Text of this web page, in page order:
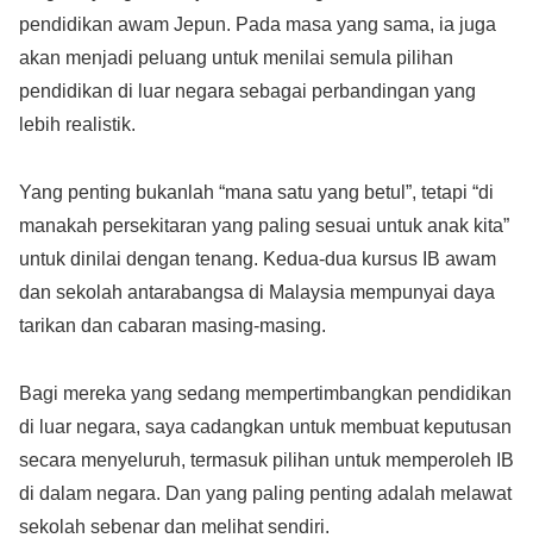
pendidikan awam Jepun. Pada masa yang sama, ia juga
akan menjadi peluang untuk menilai semula pilihan
pendidikan di luar negara sebagai perbandingan yang
lebih realistik.
Yang penting bukanlah “mana satu yang betul”, tetapi “di
manakah persekitaran yang paling sesuai untuk anak kita”
untuk dinilai dengan tenang. Kedua-dua kursus IB awam
dan sekolah antarabangsa di Malaysia mempunyai daya
tarikan dan cabaran masing-masing.
Bagi mereka yang sedang mempertimbangkan pendidikan
di luar negara, saya cadangkan untuk membuat keputusan
secara menyeluruh, termasuk pilihan untuk memperoleh IB
di dalam negara. Dan yang paling penting adalah melawat
sekolah sebenar dan melihat sendiri.